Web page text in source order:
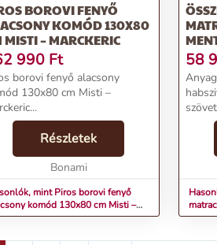
BOROVI FENYŐ
KOMÓD 130X80
MISTI – MARCKERIC
990 Ft
borovi fenyő alacsony
130x80 cm Misti –
Részletek
Bonami
mint Piros borovi fenyő
komód 130x80 cm Misti –
58
teszt